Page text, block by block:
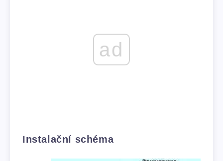
ad
Instalační schéma